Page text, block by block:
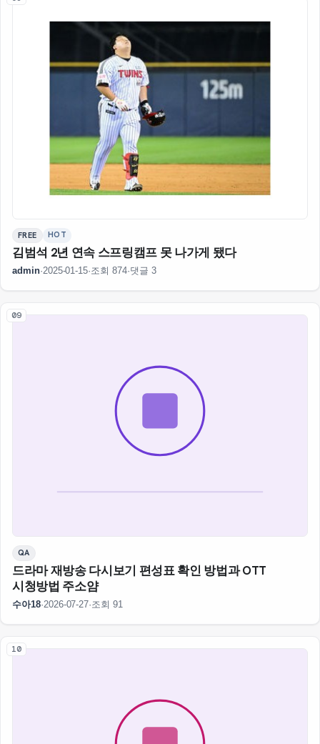
FREE HOT
김범석 2년 연속 스프링캠프 못 나가게 됐다
admin·2025-01-15·조회 874·댓글 3
09
QA
드라마 재방송 다시보기 편성표 확인 방법과 OTT
시청방법 주소얌
수아18·2026-07-27·조회 91
10